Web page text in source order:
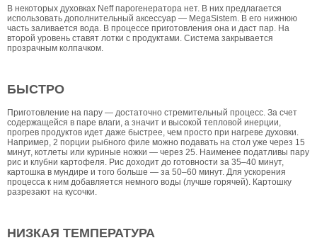
В некоторых духовках Neff парогенератора нет. В них предлагается
использовать дополнительный аксессуар — MegaSistem. В его нижнюю
часть заливается вода. В процессе приготовления она и даст пар. На
второй уровень ставят лотки с продуктами. Система закрывается
прозрачным колпачком.
БЫСТРО
Приготовление на пару — достаточно стремительный процесс. За счет
содержащейся в паре влаги, а значит и высокой тепловой инерции,
прогрев продуктов идет даже быстрее, чем просто при нагреве духовки.
Например, 2 порции рыбного филе можно подавать на стол уже через 15
минут, котлеты или куриные ножки — через 25. Наименее податливы пару
рис и клубни картофеля. Рис доходит до готовности за 35–40 минут,
картошка в мундире и того больше — за 50–60 минут. Для ускорения
процесса к ним добавляется немного воды (лучше горячей). Картошку
разрезают на кусочки.
НИЗКАЯ ТЕМПЕРАТУРА